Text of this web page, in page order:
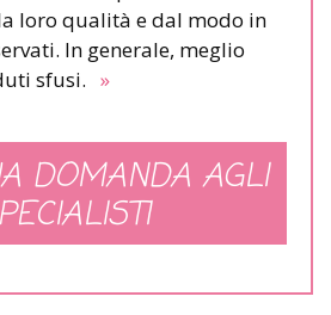
loro qualità e dal modo in
In generale, meglio
sfusi. »
DOMANDA AGLI